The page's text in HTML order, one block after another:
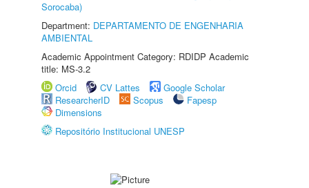
Sorocaba)
Department: DEPARTAMENTO DE ENGENHARIA
AMBIENTAL
Academic Appointment Category: RDIDP Academic
title: MS-3.2
Orcid
CV Lattes
Google Scholar
ResearcherID
Scopus
Fapesp
Dimensions
Repositório Institucional UNESP